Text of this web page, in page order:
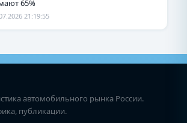
65%
21:19:55
автомобильного рынка России.
публикации.